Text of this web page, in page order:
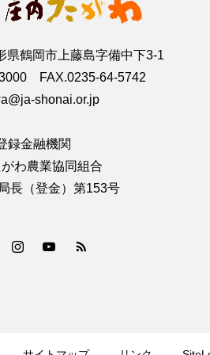
鶴岡市上藤島字備中下3-1
FAX.0235-64-5742
shonai.or.jp
録金融機関
わ農業協同組合
長（登金）第153号